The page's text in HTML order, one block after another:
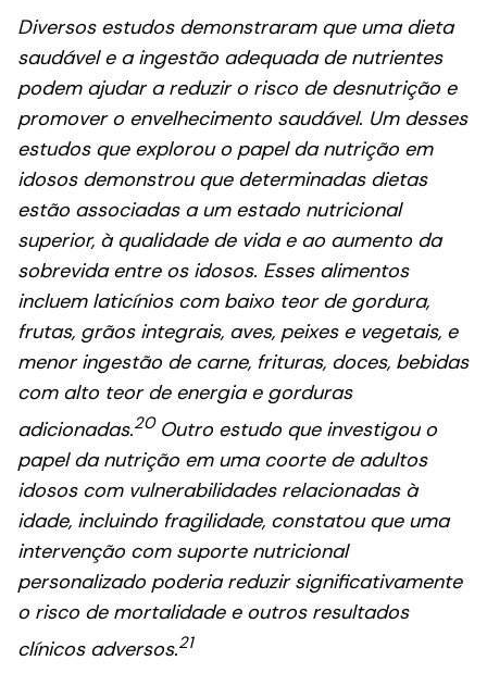
Diversos estudos demonstraram que uma dieta
saudável e a ingestão adequada de nutrientes
podem ajudar a reduzir o risco de desnutrição e
promover o envelhecimento saudável. Um desses
estudos que explorou o papel da nutrição em
idosos demonstrou que determinadas dietas
estão associadas a um estado nutricional
superior, à qualidade de vida e ao aumento da
sobrevida entre os idosos. Esses alimentos
incluem laticínios com baixo teor de gordura,
frutas, grãos integrais, aves, peixes e vegetais, e
menor ingestão de carne, frituras, doces, bebidas
com alto teor de energia e gorduras
adicionadas.20Outro estudo que investigou o
papel da nutrição em uma coorte de adultos
idosos com vulnerabilidades relacionadas à
idade, incluindo fragilidade, constatou que uma
intervenção com suporte nutricional
personalizado poderia reduzir significativamente
o risco de mortalidade e outros resultados
clínicos adversos.21